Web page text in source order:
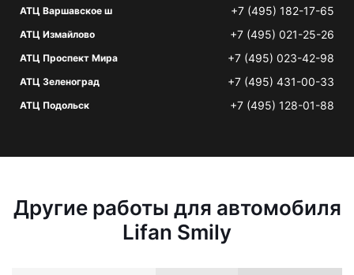
АТЦ Варшавское ш +7 (495) 182-17-65
АТЦ Измайлово +7 (495) 021-25-26
АТЦ Проспект Мира +7 (495) 023-42-98
АТЦ Зеленоград +7 (495) 431-00-33
АТЦ Подольск +7 (495) 128-01-88
Другие работы для автомобиля
Lifan Smily